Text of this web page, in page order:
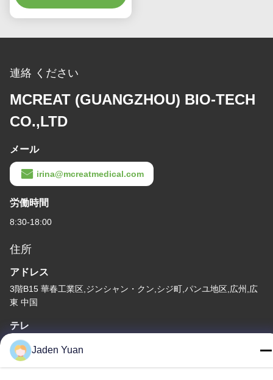
連絡 ください
MCREAT (GUANGZHOU) BIO-TECH
CO.,LTD
メール
irina@mcreatmedical.com
労働時間
8:30-18:00
住所
アドレス
3階B15 華春工業区,ジンシャン・クン,シジ町,パンユ地区,広州,広
東 中国
テレ
86-020-3156-0583
Jaden Yuan